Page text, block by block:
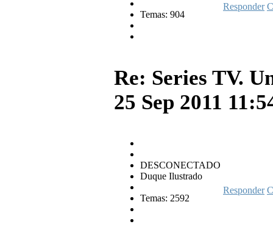
Temas: 904
Responder
Re: Series TV.
25 Sep 2011
DESCONECTADO
Duque Ilustrado
Temas: 2592
Responder